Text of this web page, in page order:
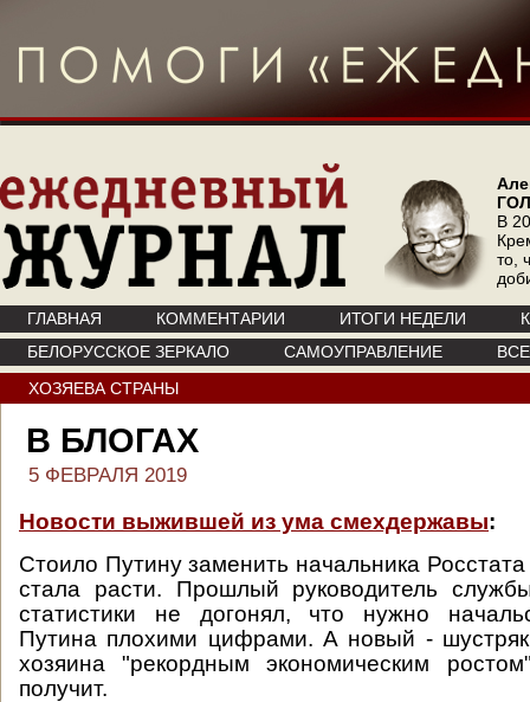
В
то,
ГЛАВНАЯ КОММЕНТАРИИ ИТОГИ НЕДЕЛИ
БЕЛОРУССКОЕ ЗЕРКАЛО
САМОУПРАВЛЕНИЕ
ХОЗЯЕВА СТРАНЫ
В БЛОГАХ
5 ФЕВРАЛЯ 2019
Новости выжившей из ума смехдержавы:
Стоило Путину заменить начальника
стала расти. Прошлый руководитель
статистики не догонял, что нужно
Путина плохими цифрами. А новый -
хозяина "рекордным экономическим
получит.